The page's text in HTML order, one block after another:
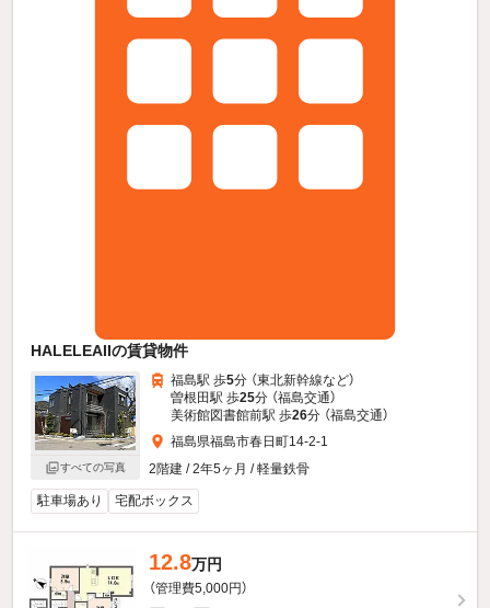
HALELEAIIの賃貸物件
すべての写真
福島駅 歩5分 （東北新幹線など）
曽根田駅 歩25分 （福島交通）
美術館図書館前駅 歩26分 （福島交通）
福島県福島市春日町14-2-1
2階建 / 2年5ヶ月 / 軽量鉄骨
駐車場あり 宅配ボックス
12.8万円
（管理費5,000円）